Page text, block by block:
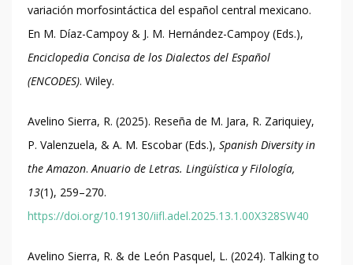
variación morfosintáctica del español central mexicano.
En M. Díaz-Campoy & J. M. Hernández-Campoy (Eds.),
Enciclopedia Concisa de los Dialectos del Español
(ENCODES). Wiley.
Avelino Sierra, R. (2025). Reseña de M. Jara, R. Zariquiey,
P. Valenzuela, & A. M. Escobar (Eds.), Spanish Diversity in
the Amazon.Anuario de Letras. Lingüística y Filología,
13(1), 259–270.
https://doi.org/10.19130/iifl.adel.2025.13.1.00X328SW40
Avelino Sierra, R. & de León Pasquel, L. (2024). Talking to